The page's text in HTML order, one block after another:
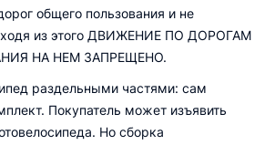
общего пользования и не
из этого ДВИЖЕНИЕ ПО ДОРОГАМ
НА НЕМ ЗАПРЕЩЕНО.
раздельными частями: сам
Покупатель может изъявить
Но сборка